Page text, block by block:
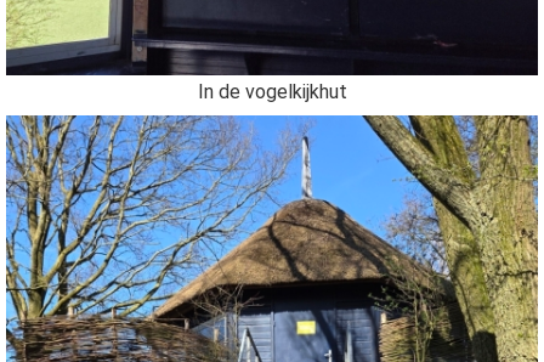
In de vogelkijkhut